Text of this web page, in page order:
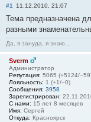
#1 11.12.2010, 21:07
Тема предназначена
разными
Да, я зануда, я знаю...
Sverm
Администратор
Репутация: 5065 (+5124/
Лояльность: 1 (+1/−0)
Сообщения: 3958
Зарегистрирован:
С нами: 15 лет 8 месяцев
Имя: Сергей
Откуда: Красноярск